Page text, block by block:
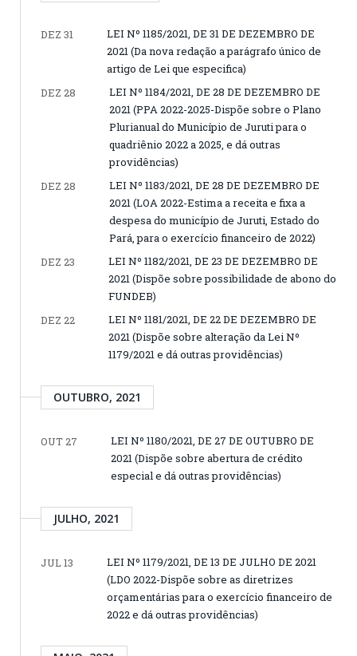
DEZ 31
LEI Nº 1185/2021, DE 31 DE DEZEMBRO DE
2021 (Da nova redação a parágrafo único de
artigo de Lei que especifica)
DEZ 28
LEI Nº 1184/2021, DE 28 DE DEZEMBRO DE
2021 (PPA 2022-2025-Dispõe sobre o Plano
Plurianual do Município de Juruti para o
quadriênio 2022 a 2025, e dá outras
providências)
DEZ 28
LEI Nº 1183/2021, DE 28 DE DEZEMBRO DE
2021 (LOA 2022-Estima a receita e fixa a
despesa do município de Juruti, Estado do
Pará, para o exercício financeiro de 2022)
DEZ 23
LEI Nº 1182/2021, DE 23 DE DEZEMBRO DE
2021 (Dispõe sobre possibilidade de abono do
FUNDEB)
DEZ 22
LEI Nº 1181/2021, DE 22 DE DEZEMBRO DE
2021 (Dispõe sobre alteração da Lei Nº
1179/2021 e dá outras providências)
OUTUBRO, 2021
OUT 27
LEI Nº 1180/2021, DE 27 DE OUTUBRO DE
2021 (Dispõe sobre abertura de crédito
especial e dá outras providências)
JULHO, 2021
JUL 13
LEI Nº 1179/2021, DE 13 DE JULHO DE 2021
(LDO 2022-Dispõe sobre as diretrizes
orçamentárias para o exercício financeiro de
2022 e dá outras providências)